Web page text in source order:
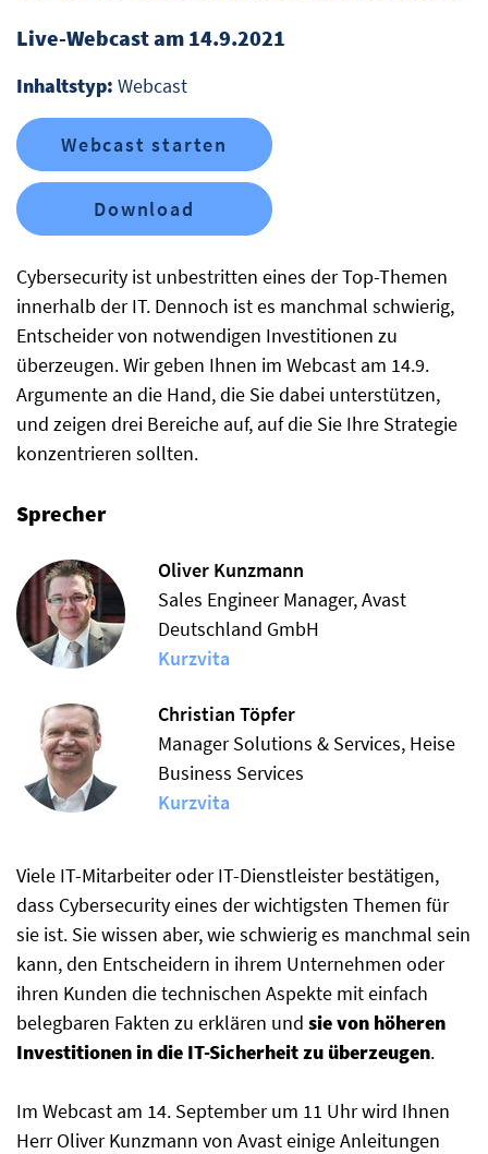
Cybersecurity ist unbestritten eines der Top-Themen
innerhalb der IT. Dennoch ist es manchmal schwierig,
Entscheider von notwendigen Investitionen zu
überzeugen. Wir geben Ihnen im Webcast am 14.9.
Argumente an die Hand, die Sie dabei unterstützen,
und zeigen drei Bereiche auf, auf die Sie Ihre Strategie
konzentrieren sollten.
Sprecher
Oliver Kunzmann
Sales Engineer Manager, Avast
Deutschland GmbH
Kurzvita
Christian Töpfer
Manager Solutions & Services, Heise
Business Services
Kurzvita
Viele IT-Mitarbeiter oder IT-Dienstleister bestätigen,
dass Cybersecurity eines der wichtigsten Themen für
sie ist. Sie wissen aber, wie schwierig es manchmal sein
kann, den Entscheidern in ihrem Unternehmen oder
ihren Kunden die technischen Aspekte mit einfach
belegbaren Fakten zu erklären und sie von höheren
Investitionen in die IT-Sicherheit zu überzeugen.
Im Webcast am 14. September um 11 Uhr wird Ihnen
Herr Oliver Kunzmann von Avast einige Anleitungen
Live-Webcast am 14.9.2021
Inhaltstyp: Webcast
Webcast starten
Download